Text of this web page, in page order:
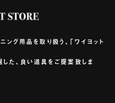
ング用品を取り扱う、「ワイヨット
た、良い道具をご提案致しま